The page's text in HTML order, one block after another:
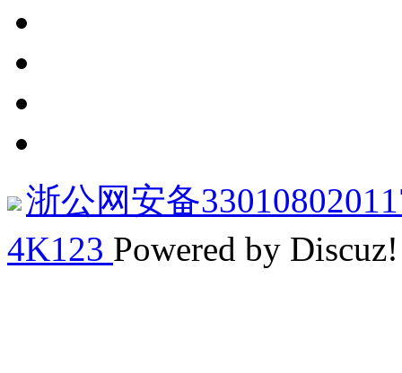
浙公网安备
4K123 Powered by